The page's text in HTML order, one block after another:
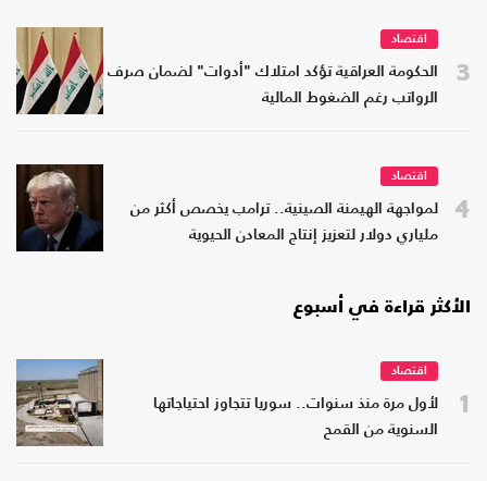
3
اقتصاد
الحكومة العراقية تؤكد امتلاك "أدوات" لضمان صرف
الرواتب رغم الضغوط المالية
4
اقتصاد
لمواجهة الهيمنة الصينية.. ترامب يخصص أكثر من
ملياري دولار لتعزيز إنتاج المعادن الحيوية
الأكثر قراءة في أسبوع
1
اقتصاد
لأول مرة منذ سنوات.. سوريا تتجاوز احتياجاتها
السنوية من القمح